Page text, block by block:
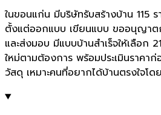
ในขอนแก่น มีบริษัทรับสร้างบ้าน 115
ตั้งแต่ออกแบบ เขียนแบบ ขออนุญาต
และส่งมอบ มีแบบบ้านสำเร็จให้เลือก
ใหม่ตามต้องการ พร้อมประเมินราคา
วัสดุ เหมาะคนที่อยากได้บ้านตรงใจโ